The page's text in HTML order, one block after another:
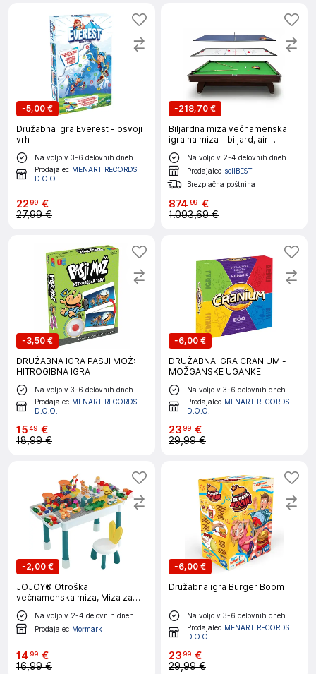
-5,00 €
Družabna igra Everest - osvoji
vrh
Na voljo v 3-6 delovnih dneh
Prodajalec MENART RECORDS
D.O.O.
2299 €
27,99 €
-218,70 €
Biljardna miza večnamenska
igralna miza – biljard, air
hockey, namizni tenis
THUNDER® BROWN 7FT
Na voljo v 2-4 delovnih dneh
Prodajalec sellBEST
Brezplačna poštnina
874 99 €
1.093,69 €
-3,50 €
DRUŽABNA IGRA PASJI MOŽ:
HITROGIBNA IGRA
Na voljo v 3-6 delovnih dneh
Prodajalec MENART RECORDS
D.O.O.
1549 €
18,99 €
-6,00 €
DRUŽABNA IGRA CRANIUM -
MOŽGANSKE UGANKE
Na voljo v 3-6 delovnih dneh
Prodajalec MENART RECORDS
D.O.O.
2399 €
29,99 €
-2,00 €
JOJOY® Otroška
večnamenska miza, Miza za
igranje in ustvarjanje, Miza za
sestavljanje kock (40 x 29 x 30
cm) + Mini Stol |
Na voljo v 2-4 delovnih dneh
Prodajalec Mormark
1499 €
16,99 €
-6,00 €
Družabna igra Burger Boom
Na voljo v 3-6 delovnih dneh
Prodajalec MENART RECORDS
D.O.O.
2399 €
29,99 €